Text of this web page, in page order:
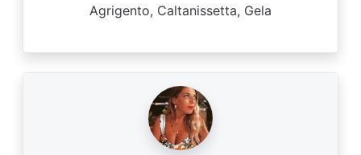
Agrigento, Caltanissetta, Gela